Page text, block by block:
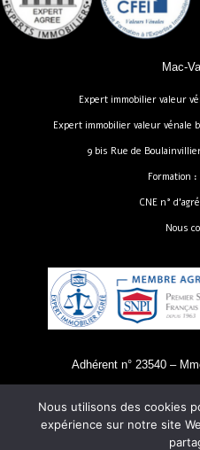
Mac-
Expert immobilier valeur
Expert immobilier valeur vénale
9 bis Rue de
Formation :
CNE n°
Nous
Adhérent n° 23540 –
Copyright 2025 - MAC-VALUATION
Nous utilisons des cookies
expérience sur notre site